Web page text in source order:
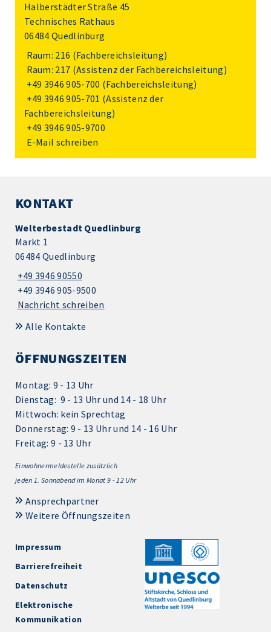
Halberstädter Straße 45
Technisches Rathaus
06484 Quedlinburg
Raum: 216 (Fachbereichsleitung)
Raum: 217 (Assistenz der Fachbereichsleitung)
+49 3946 905-700 (Fachbereichsleitung)
+49 3946 905-701 (Assistenz der
Fachbereichsleitung)
+49 3946 905-9700
E-Mail schreiben
KONTAKT
Welterbestadt Quedlinburg
Markt 1
06484 Quedlinburg
+49 3946 90550
+49 3946 905-9500
Nachricht schreiben
Alle Kontakte
ÖFFNUNGSZEITEN
Montag: 9 - 13 Uhr
Dienstag: 9 - 13 Uhr und 14 - 18 Uhr
Mittwoch: kein Sprechtag
Donnerstag: 9 - 13 Uhr und 14 - 16 Uhr
Freitag: 9 - 13 Uhr
Einwohnermeldestelle zusätzlich
jeden 1. Sonnabend im Monat 9 - 12 Uhr
Ansprechpartner
Weitere Öffnungszeiten
Impressum
Barrierefreiheit
Datenschutz
Elektronische
Kommunikation